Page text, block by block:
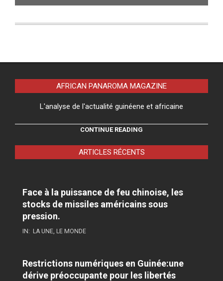
AFRICAN PANAROMA MAGAZINE
L'analyse de l'actualité guinéene et africaine
CONTINUE READING
ARTICLES RÉCENTS
Face à la puissance de feu chinoise, les
stocks de missiles américains sous
pression.
IN: LA UNE, LE MONDE
Restrictions numériques en Guinée:une
dérive préoccupante pour les libertés